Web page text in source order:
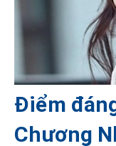
Điểm
Chương